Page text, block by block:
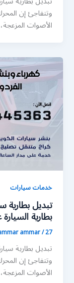
وتتفاجئ إن
الأصوات
خدمات سيارات
بطارية
ammar/27 أبريل، 2020
تبديل بطارية
وتتفاجئ إن
الأصوات